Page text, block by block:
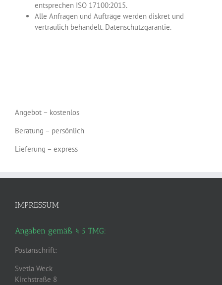
entsprechen ISO 17100:2015.
Alle Anfragen und Aufträge werden diskret und
vertraulich behandelt. Datenschutzgarantie.
Angebot – kostenlos
Beratung – persönlich
Lieferung – express
IMPRESSUM
Angaben gemäß § 5 TMG:
Postanschrift:
Svetla Weck
Kirchstraße 8